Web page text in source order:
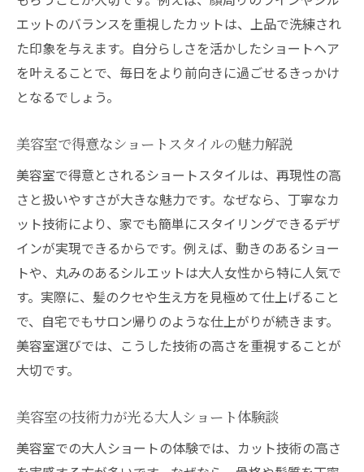
エットのバランスを重視したカットは、上品で洗練され
た印象を与えます。自分らしさを活かしたショートヘア
を叶えることで、毎日をより前向きに過ごせるきっかけ
となるでしょう。
美容室で得意なショートスタイルの魅力解説
美容室で得意とされるショートスタイルは、再現性の高
さと扱いやすさが大きな魅力です。なぜなら、丁寧なカ
ット技術により、家でも簡単にスタイリングできるデザ
インが実現できるからです。例えば、動きのあるショー
トや、丸みのあるシルエットは大人女性から特に人気で
す。実際に、髪のクセや生え方を見極めて仕上げること
で、自宅でもサロン帰りのような仕上がりが続きます。
美容室選びでは、こうした技術の高さを重視することが
大切です。
美容室の技術力が光る大人ショート体験談
美容室での大人ショートの体験では、カット技術の高さ